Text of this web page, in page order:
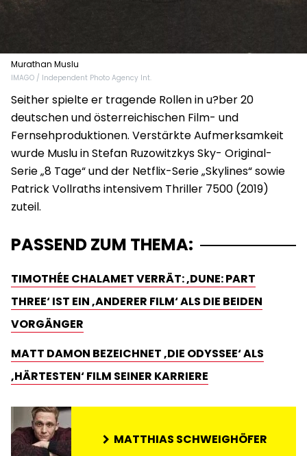
Murathan Muslu
IMAGO / Independent Photo Agency Int.
Seither spielte er tragende Rollen in u?ber 20
deutschen und österreichischen Film- und
Fernsehproduktionen. Verstärkte Aufmerksamkeit
wurde Muslu in Stefan Ruzowitzkys Sky- Original-
Serie „8 Tage“ und der Netflix-Serie „Skylines“ sowie
Patrick Vollraths intensivem Thriller 7500 (2019)
zuteil.
PASSEND ZUM THEMA:
TIMOTHÉE CHALAMET VERRÄT: ‚DUNE: PART
THREE‘ IST EIN ‚ANDERER FILM‘ ALS DIE BEIDEN
VORGÄNGER
MATT DAMON BEZEICHNET ‚DIE ODYSSEE‘ ALS
‚HÄRTESTEN‘ FILM SEINER KARRIERE
MATTHIAS SCHWEIGHÖFER